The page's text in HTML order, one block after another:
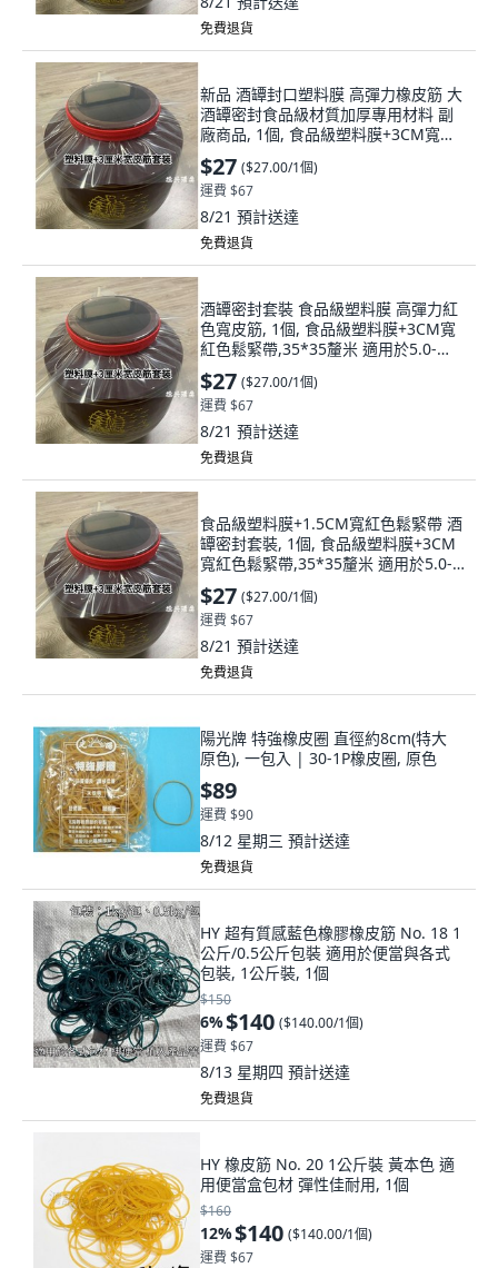
免費退貨
新品 酒罈封口塑料膜 高彈力橡皮筋 大
酒罈密封食品級材質加厚專用材料 副
廠商品, 1個, 食品級塑料膜+3CM寬紅
色鬆緊帶,35*35釐米 適用於5.0-15.0
公, N/A
$27 ($27.00/1個)
運費 $67
8/21 預計送達
免費退貨
酒罈密封套裝 食品級塑料膜 高彈力紅
色寬皮筋, 1個, 食品級塑料膜+3CM寬
紅色鬆緊帶,35*35釐米 適用於5.0-
15.0公, 紅色, 食品級塑料膜+3CM寬紅
色鬆緊帶
$27 ($27.00/1個)
運費 $67
8/21 預計送達
免費退貨
食品級塑料膜+1.5CM寬紅色鬆緊帶 酒
罈密封套裝, 1個, 食品級塑料膜+3CM
寬紅色鬆緊帶,35*35釐米 適用於5.0-
15.0公, 紅色
$27 ($27.00/1個)
運費 $67
8/21 預計送達
免費退貨
陽光牌 特強橡皮圈 直徑約8cm(特大
原色), 一包入 | 30-1P橡皮圈, 原色
$89
運費 $90
8/12 星期三 預計送達
免費退貨
HY 超有質感藍色橡膠橡皮筋 No. 18 1
公斤/0.5公斤包裝 適用於便當與各式
包裝, 1公斤裝, 1個
$150
6%$140 ($140.00/1個)
運費 $67
8/13 星期四 預計送達
免費退貨
HY 橡皮筋 No. 20 1公斤裝 黃本色 適
用便當盒包材 彈性佳耐用, 1個
$160
12%$140 ($140.00/1個)
運費 $67